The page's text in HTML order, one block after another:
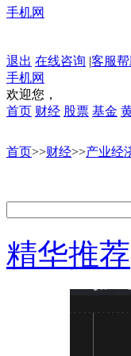
手机网
退出 在线咨询 |客服
手机网
欢迎您，
首页 财经 股票 基金
首页>>财经>>产业经
精华推荐